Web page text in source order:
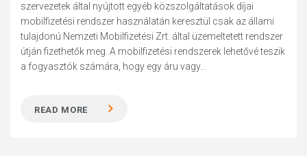
szervezetek által nyújtott egyéb közszolgáltatások díjai
mobilfizetési rendszer használatán keresztül csak az állami
tulajdonú Nemzeti Mobilfizetési Zrt. által üzemeltetett rendszer
útján fizethetők meg. A mobilfizetési rendszerek lehetővé teszik
a fogyasztók számára, hogy egy áru vagy...
READ MORE